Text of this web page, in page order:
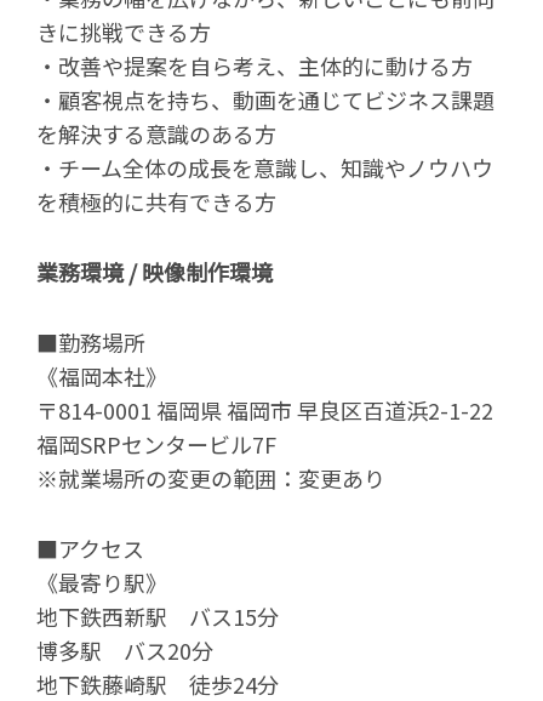
きに挑戦できる方
・改善や提案を自ら考え、主体的に動ける方
・顧客視点を持ち、動画を通じてビジネス課題
を解決する意識のある方
・チーム全体の成長を意識し、知識やノウハウ
を積極的に共有できる方
業務環境 / 映像制作環境
■勤務場所
《福岡本社》
〒814-0001 福岡県 福岡市 早良区百道浜2-1-22
福岡SRPセンタービル7F
※就業場所の変更の範囲：変更あり
■アクセス
《最寄り駅》
地下鉄西新駅 バス15分
博多駅 バス20分
地下鉄藤崎駅 徒歩24分